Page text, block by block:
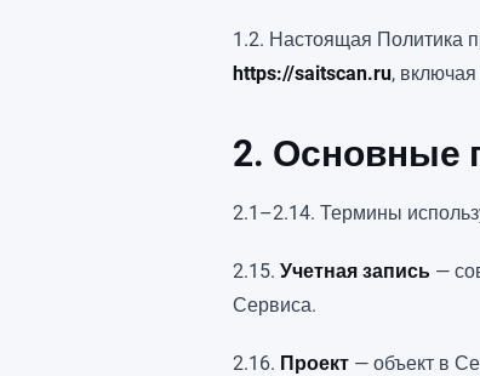
1.2. Настоящая Политика
https://saitscan.ru,
2. Основные
2.1–2.14. Термины
2.15. Учетная запись —
Сервиса.
2.16. Проект — объект в